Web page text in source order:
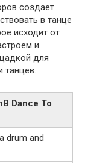
создает
в танце
исходит от
и
для
танцев.
Dance To
drum and